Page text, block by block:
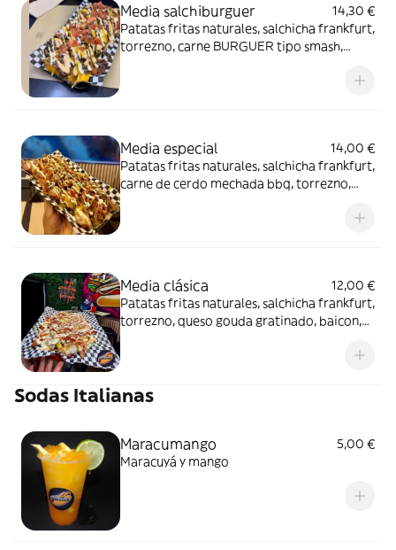
Media salchiburguer
14,30 €
Patatas fritas naturales, salchicha frankfurt,
torrezno, carne BURGUER tipo smash,
tomate fresco, salsa tártara, big Mac, salsa
Media especial
14,00 €
Patatas fritas naturales, salchicha frankfurt,
carne de cerdo mechada bbq, torrezno,
salsa de piña, salsa rosada, baicon en trozo
Media clásica
12,00 €
Patatas fritas naturales, salchicha frankfurt,
torrezno, queso gouda gratinado, baicon,
Sodas Italianas
Maracumango
5,00 €
Maracuyá y mango